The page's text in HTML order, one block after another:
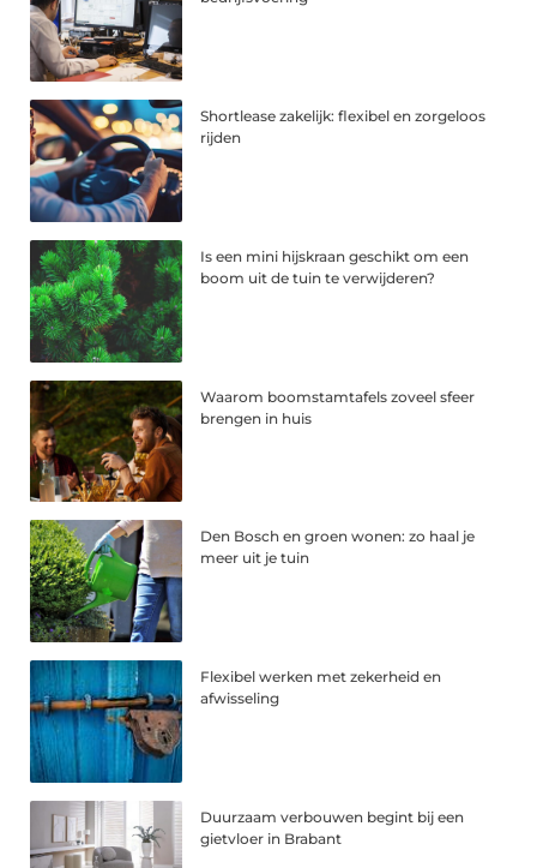
Shortlease zakelijk: flexibel en zorgeloos
rijden
Is een mini hijskraan geschikt om een
boom uit de tuin te verwijderen?
Waarom boomstamtafels zoveel sfeer
brengen in huis
Den Bosch en groen wonen: zo haal je
meer uit je tuin
Flexibel werken met zekerheid en
afwisseling
Duurzaam verbouwen begint bij een
gietvloer in Brabant